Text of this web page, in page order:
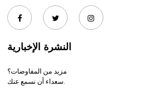
النشرة الإخبارية
مزيد من المفاوضات؟